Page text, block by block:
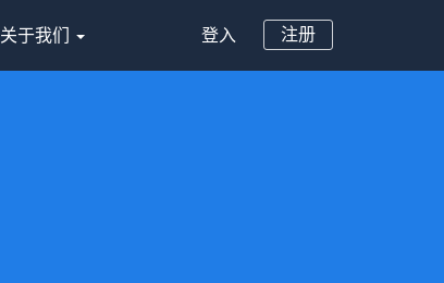
关于我们 登入 注册